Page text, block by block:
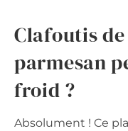
Clafoutis
parmesan
froid ?
Absolument ! Ce